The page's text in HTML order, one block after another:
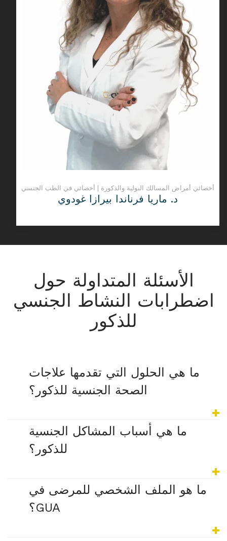
أخصائي أمراض المسالك البولية والذكورة | أخصائي في الطب الجنسي
د. ماريا فرناندا بيرازا غودوي
الأسئلة المتداولة حول
اضطرابات النشاط الجنسي
للذكور
ما هي الحلول التي تقدمها علاجات
الصحة الجنسية للذكور؟
ما هي أسباب المشاكل الجنسية
للذكور؟
ما هو الملف الشخصي للمرضى في
GUA؟